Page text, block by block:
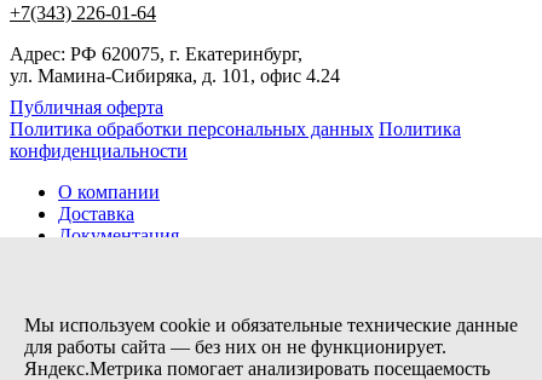
+7(343) 226-01-64
Адрес: РФ 620075, г. Екатеринбург,
ул. Мамина-Сибиряка, д. 101, офис 4.24
Публичная оферта
Политика обработки персональных данных Политика
конфиденциальности
О компании
Доставка
Документация
Контакты
Мы используем cookie и обязательные технические данные
для работы сайта — без них он не функционирует.
Яндекс.Метрика помогает анализировать посещаемость